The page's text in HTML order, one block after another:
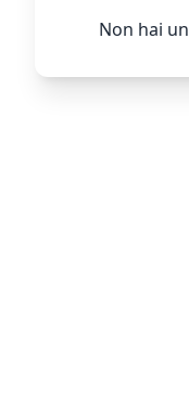
Non hai